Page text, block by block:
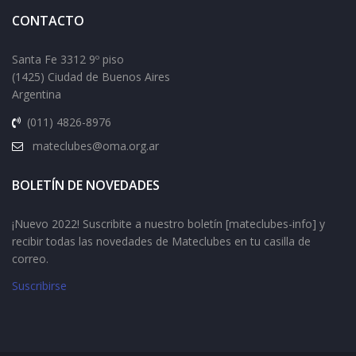
CONTACTO
Santa Fe 3312 9º piso
(1425) Ciudad de Buenos Aires
Argentina
(011) 4826-8976
mateclubes@oma.org.ar
BOLETÍN DE NOVEDADES
¡Nuevo 2022! Suscribite a nuestro boletín [mateclubes-info] y
recibir todas las novedades de Mateclubes en tu casilla de
correo.
Suscribirse